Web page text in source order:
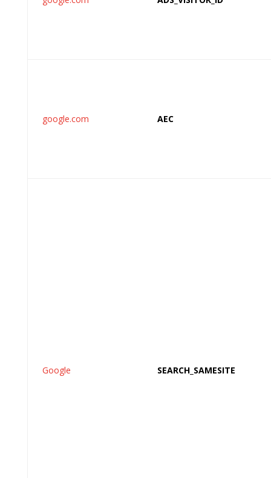
google.com AEC
Google SEARCH_SAMESITE